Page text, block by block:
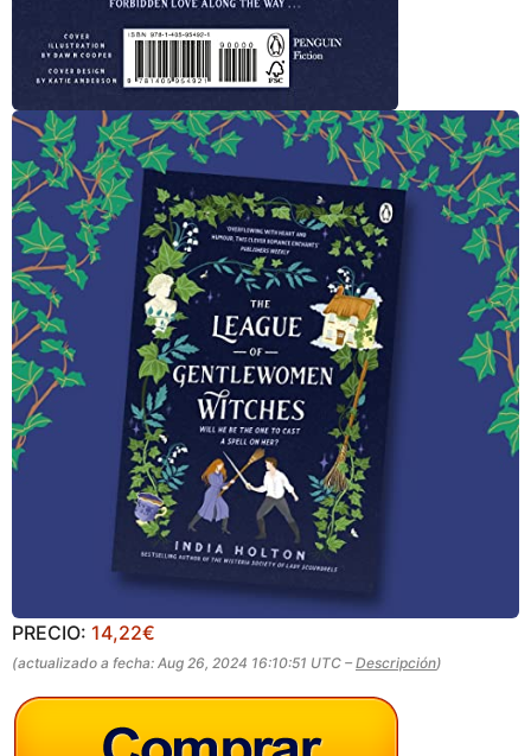
PRECIO: 14,22€
(actualizado a fecha: Aug 26, 2024 16:10:51 UTC – Descripción)